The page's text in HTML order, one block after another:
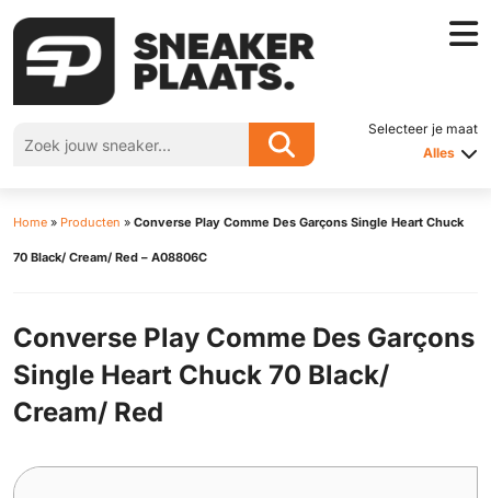
Selecteer je maat
Alles
Home » Producten » Converse Play Comme Des Garçons Single Heart Chuck
70 Black/ Cream/ Red – A08806C
Converse Play Comme Des Garçons
Single Heart Chuck 70 Black/
Cream/ Red